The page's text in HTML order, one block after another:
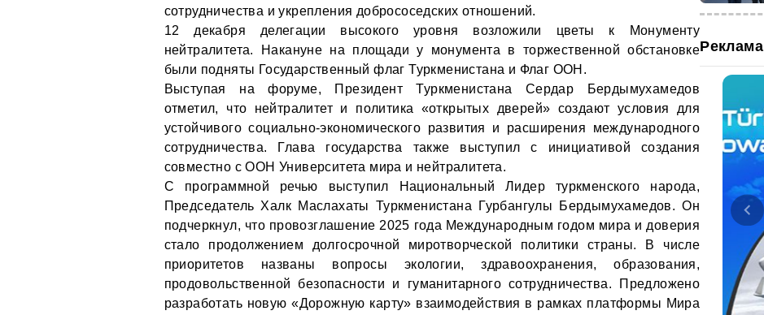
сотрудничества и укрепления добрососедских отношений.
12 декабря делегации высокого уровня возложили цветы к Монументу
нейтралитета. Накануне на площади у монумента в торжественной обстановке
были подняты Государственный флаг Туркменистана и Флаг ООН.
Выступая на форуме, Президент Туркменистана Сердар Бердымухамедов
отметил, что нейтралитет и политика «открытых дверей» создают условия для
устойчивого социально-экономического развития и расширения международного
сотрудничества. Глава государства также выступил с инициативой создания
совместно с ООН Университета мира и нейтралитета.
С программной речью выступил Национальный Лидер туркменского народа,
Председатель Халк Маслахаты Туркменистана Гурбангулы Бердымухамедов. Он
подчеркнул, что провозглашение 2025 года Международным годом мира и доверия
стало продолжением долгосрочной миротворческой политики страны. В числе
приоритетов названы вопросы экологии, здравоохранения, образования,
продовольственной безопасности и гуманитарного сотрудничества. Предложено
разработать новую «Дорожную карту» взаимодействия в рамках платформы Мира
Реклама